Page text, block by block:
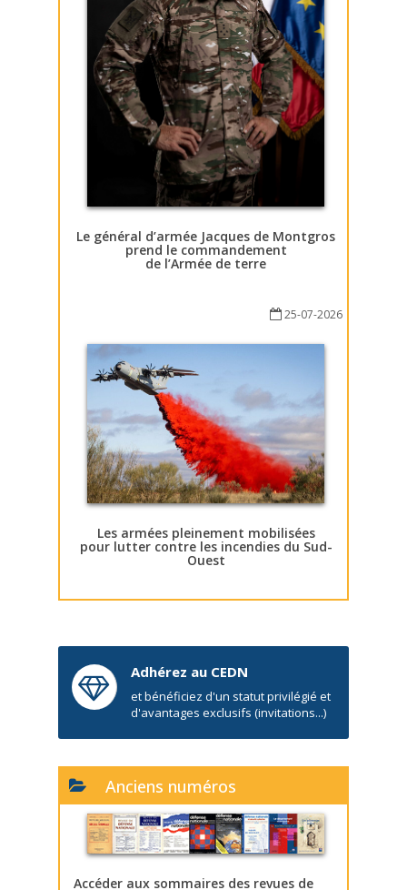
Le général d’armée Jacques de Montgros
prend le commandement
de l’Armée de terre
25-07-2026
Les armées pleinement mobilisées
pour lutter contre les incendies du Sud-
Ouest
Adhérez au CEDN
et bénéficiez d'un statut privilégié et
d'avantages exclusifs (invitations...)
Anciens numéros
Accéder aux sommaires des revues de